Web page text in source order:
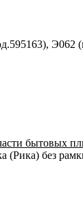
Э062
бытовых
(Рика) без